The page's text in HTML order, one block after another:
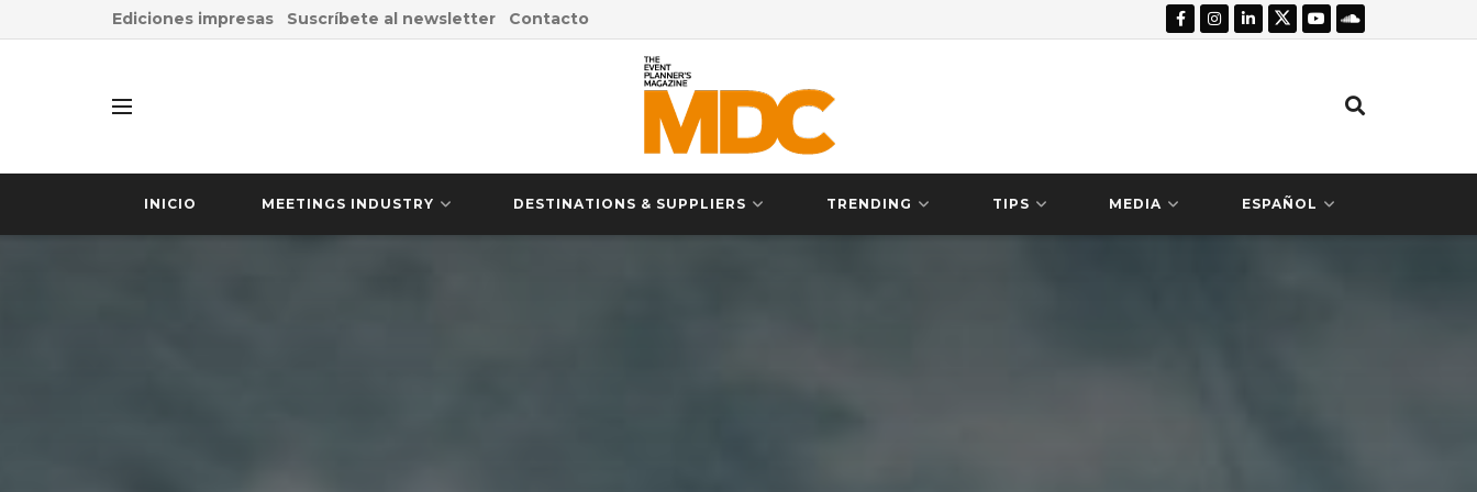
Ediciones impresas Suscríbete al newsletter Contacto
INICIO MEETINGS INDUSTRY DESTINATIONS & SUPPLIERS TRENDING TIPS MEDIA ESPAÑOL